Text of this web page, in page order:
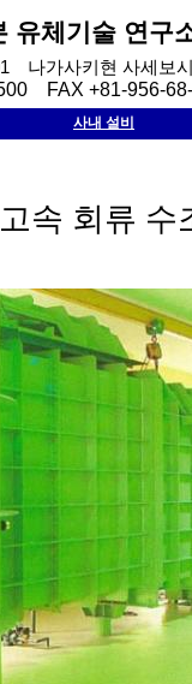
유체기술 연구
나가사키현 사세보시
FAX +81-956-
사내 설비
고속 회류 수